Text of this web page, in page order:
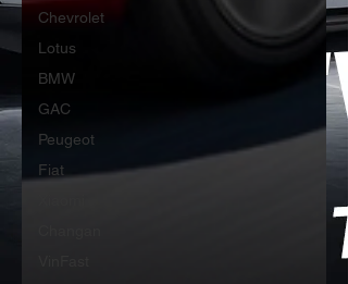
Chevrolet
Lotus
BMW
GAC
Peugeot
Fiat